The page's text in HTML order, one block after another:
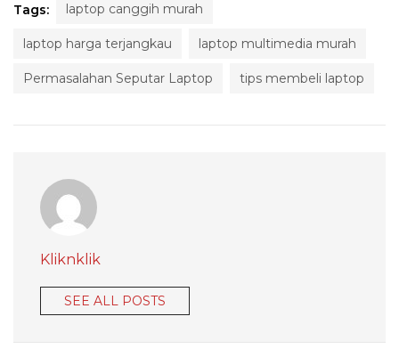
Tags: laptop canggih murah
laptop harga terjangkau laptop multimedia murah
Permasalahan Seputar Laptop tips membeli laptop
Kliknklik
SEE ALL POSTS